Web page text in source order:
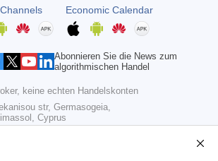
Economic Calendar
Abonnieren Sie die News zum
algorithmischen Handel
keine echten Handelskonten
str, Germasogeia,
Cyprus